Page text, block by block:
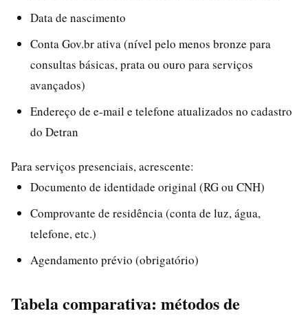
Data de nascimento
Conta Gov.br ativa (nível pelo menos bronze para
consultas básicas, prata ou ouro para serviços
avançados)
Endereço de e-mail e telefone atualizados no cadastro
do Detran
Para serviços presenciais, acrescente:
Documento de identidade original (RG ou CNH)
Comprovante de residência (conta de luz, água,
telefone, etc.)
Agendamento prévio (obrigatório)
Tabela comparativa: métodos de